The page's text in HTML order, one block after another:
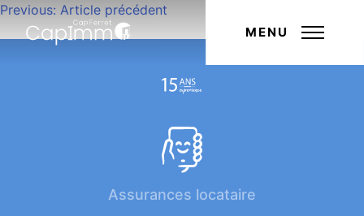
MENU
Navigation
de
Previous: Article précédent
Assurances locataire